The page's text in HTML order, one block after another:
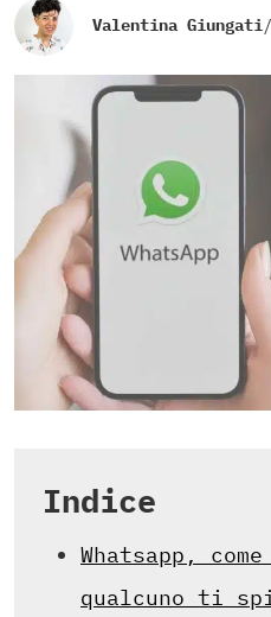
Valentina Giungati
Indice
Whatsapp,
qualcuno ti